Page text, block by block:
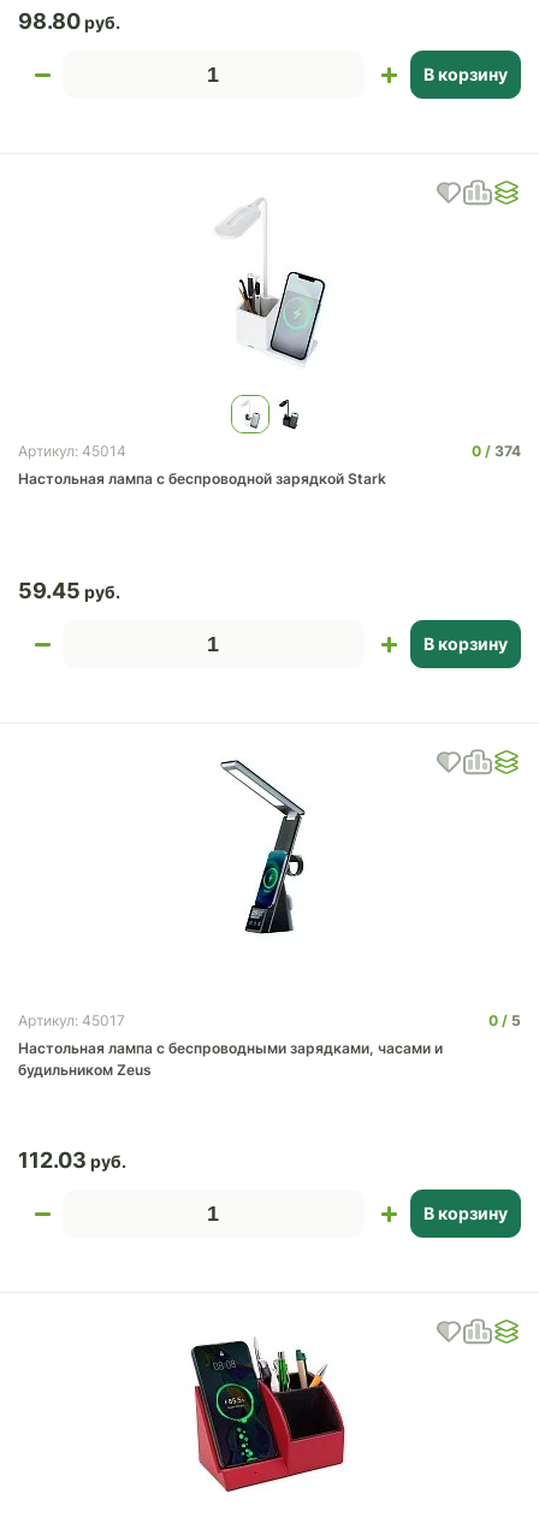
98.80
В корзину
Артикул: 45014 0
374
Настольная лампа с беспроводной зарядкой Stark
59.45
В корзину
Артикул: 45017 0
5
Настольная лампа с беспроводными зарядками, часами и
будильником Zeus
112.03
В корзину